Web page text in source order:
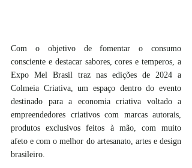
Com o objetivo de fomentar o consumo
consciente e destacar sabores, cores e temperos, a
Expo Mel Brasil traz nas edições de 2024 a
Colmeia Criativa, um espaço dentro do evento
destinado para a economia criativa voltado a
empreendedores criativos com marcas autorais,
produtos exclusivos feitos à mão, com muito
afeto e com o melhor do artesanato, artes e design
brasileiro.